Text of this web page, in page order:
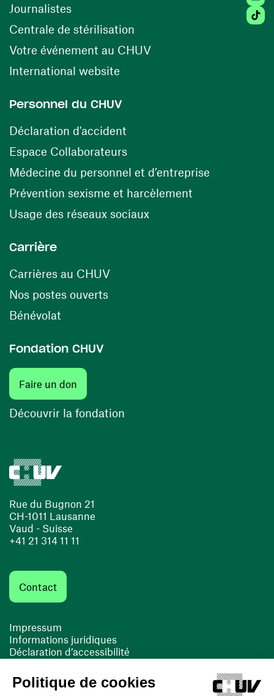
Rue du Bugnon 21
CH-1011 Lausanne
Vaud - Suisse
+41 21 314 11 11
Contact
Impressum
Informations juridiques
Déclaration d’accessibilité
Cookies
Journalistes
Centrale de stérilisation (ouvre une nouvelle
Votre événement au CHUV(ouvre une nouvelle
International website
Personnel du CHUV
Déclaration d'accident
Espace Collaborateurs(ouvre une nouvelle fenêtre)
Médecine du personnel et d’entreprise
Prévention sexisme et harcèlement
Usage des réseaux sociaux(ouvre une nouvelle
Carrière
Carrières au CHUV(ouvre une nouvelle fenêtre)
Nos postes ouverts(ouvre une nouvelle fenêtre)
Bénévolat
Fondation CHUV
Faire un don
Découvrir la fondation